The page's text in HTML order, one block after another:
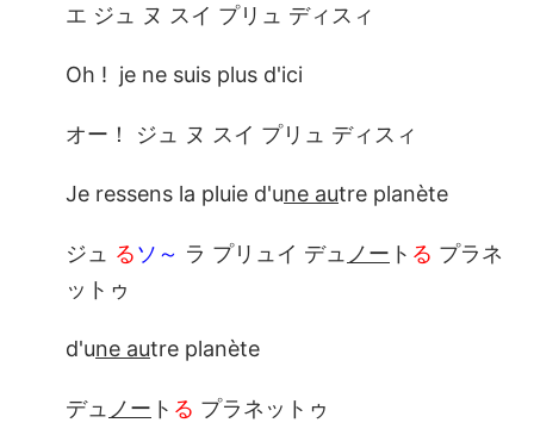
エ ジュ ヌ スイ プリュ ディスィ
Oh ! je ne suis plus d'ici
オー！ ジュ ヌ スイ プリュ ディスィ
Je ressens la pluie d'une autre planète
ジュ るソ～ ラ プリュイ デュ ノー ト る プラネ
ットゥ
d'une autre planète
デュ ノー ト る プラネットゥ